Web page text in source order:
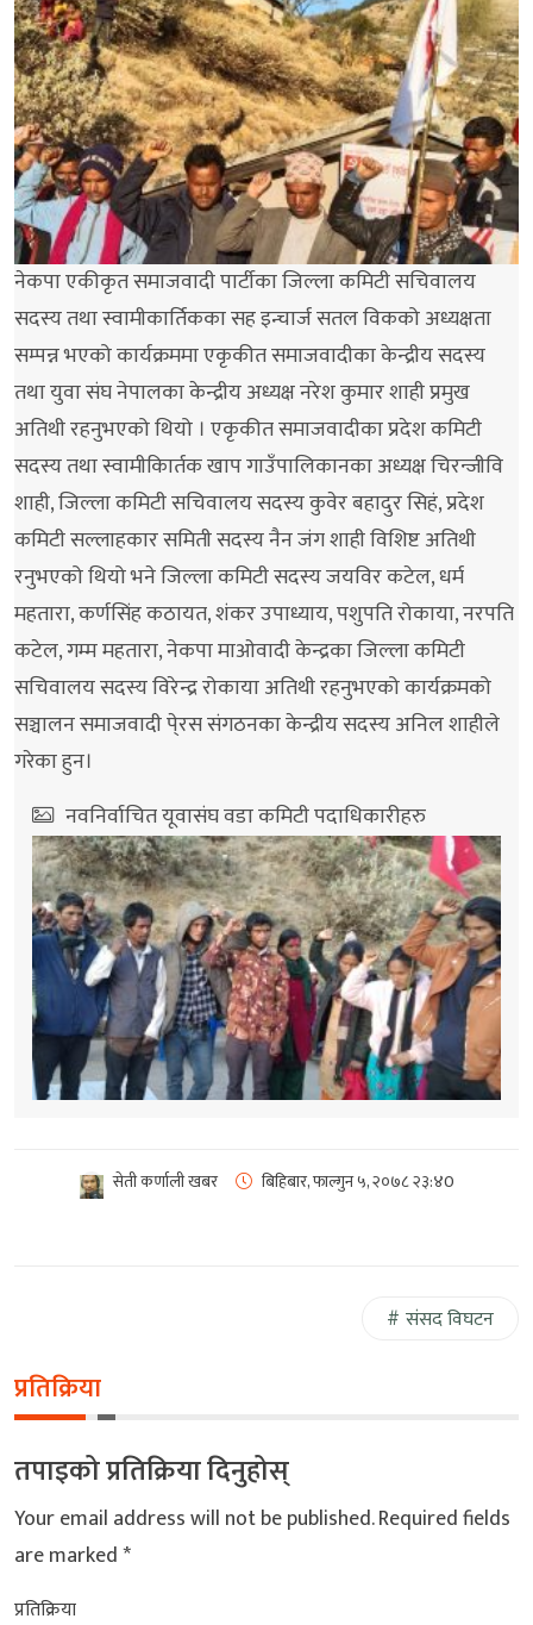
नेकपा एकीकृत समाजवादी पार्टीका जिल्ला कमिटी सचिवालय
सदस्य तथा स्वामीकार्तिकका सह इन्चार्ज सतल विकको अध्यक्षता
सम्पन्न भएको कार्यक्रममा एकृकीत समाजवादीका केन्द्रीय सदस्य
तथा युवा संघ नेपालका केन्द्रीय अध्यक्ष नरेश कुमार शाही प्रमुख
अतिथी रहनुभएको थियो । एकृकीत समाजवादीका प्रदेश कमिटी
सदस्य तथा स्वामीकािर्तक खाप गाउँपालिकानका अध्यक्ष चिरन्जीवि
शाही, जिल्ला कमिटी सचिवालय सदस्य कुवेर बहादुर सिहं, प्रदेश
कमिटी सल्लाहकार समिती सदस्य नैन जंग शाही विशिष्ट अतिथी
रनुभएको थियो भने जिल्ला कमिटी सदस्य जयविर कटेल, धर्म
महतारा, कर्णसिंह कठायत, शंकर उपाध्याय, पशुपति रोकाया, नरपति
कटेल, गम्म महतारा, नेकपा माओवादी केन्द्रका जिल्ला कमिटी
सचिवालय सदस्य विरेन्द्र रोकाया अतिथी रहनुभएको कार्यक्रमको
सञ्चालन समाजवादी पे्रस संगठनका केन्द्रीय सदस्य अनिल शाहीले
गरेका हुन।
नवनिर्वाचित यूवासंघ वडा कमिटी पदाधिकारीहरु
सेती कर्णाली खबर बिहिबार, फाल्गुन ५, २०७८२३:४0
संसद विघटन
प्रतिक्रिया
तपाइको प्रतिक्रिया दिनुहोस्
Your email address will not be published.Required fields
are marked*
प्रतिक्रिया